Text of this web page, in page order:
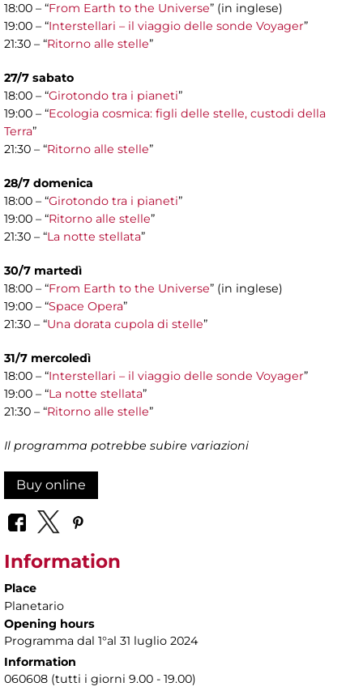
18:00 – “From Earth to the Universe” (in inglese)
19:00 – “Interstellari – il viaggio delle sonde Voyager”
21:30 – “Ritorno alle stelle”
27/7 sabato
18:00 – “Girotondo tra i pianeti”
19:00 – “Ecologia cosmica: figli delle stelle, custodi della
Terra”
21:30 – “Ritorno alle stelle”
28/7 domenica
18:00 – “Girotondo tra i pianeti”
19:00 – “Ritorno alle stelle”
21:30 – “La notte stellata”
30/7 martedì
18:00 – “From Earth to the Universe” (in inglese)
19:00 – “Space Opera”
21:30 – “Una dorata cupola di stelle”
31/7 mercoledì
18:00 – “Interstellari – il viaggio delle sonde Voyager”
19:00 – “La notte stellata”
21:30 – “Ritorno alle stelle”
Il programma potrebbe subire variazioni
Buy online
Information
Place
Planetario
Opening hours
Programma dal 1°al 31 luglio 2024
Information
060608 (tutti i giorni 9.00 - 19.00)